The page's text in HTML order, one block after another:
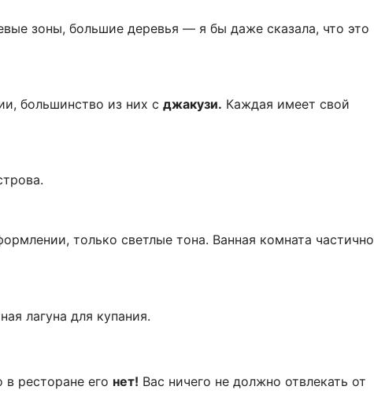
зоны, большие деревья — я бы даже сказала, что это
большинство из них с джакузи. Каждая имеет свой
только светлые тона. Ванная комната частично
лагуна для купания.
ресторане его нет! Вас ничего не должно отвлекать от